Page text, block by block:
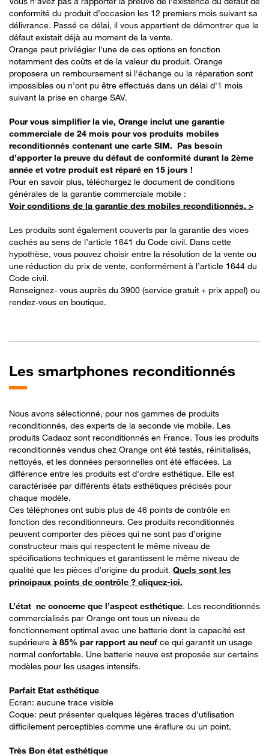
conformité du produit d’occasion les 12 premiers mois suivant sa
délivrance. Passé ce délai, il vous appartient de démontrer que le
défaut existait déjà au moment de la vente​.
Orange peut privilégier l'une de ces options en fonction
notamment des coûts et de la valeur du produit. Orange
proposera un remboursement si l'échange ou la réparation sont
impossibles ou n'ont pu être effectués dans un délai d'1 mois
suivant la prise en charge SAV.​
Pour vous simplifier la vie, Orange inclut une garantie
commerciale de 24 mois pour vos produits mobiles
reconditionnés contenant une carte SIM. Pas besoin
d’apporter la preuve du défaut de conformité​ durant la 2ème
année et votre produit est réparé en 15 jours !
Pour en savoir plus, téléchargez le document de conditions
générales de la garantie commerciale mobile : ​
Voir conditions de la garantie des mobiles reconditionnés. >
Les produits sont également couverts par la garantie des vices
cachés au sens de l’article 1641 du Code civil. Dans cette
hypothèse, vous pouvez choisir entre la résolution de la vente ou
une réduction du prix de vente, conformément à l’article 1644 du
Code civil.​
Renseignez- vous auprès du 3900 (service gratuit + prix appel) ou
rendez-vous en boutique.
Les smartphones reconditionnés
Nous avons sélectionné, pour nos gammes de produits
reconditionnés, des experts de la seconde vie mobile. Les
produits Cadaoz sont reconditionnés en France. Tous les produits
reconditionnés vendus chez Orange ont été testés, réinitialisés,
nettoyés, et les données personnelles ont été effacées. La
différence entre les produits est d'ordre esthétique. Elle est
caractérisée par différents états esthétiques précisés pour
chaque modèle.
Ces téléphones ont subis plus de 46 points de contrôle en
fonction des reconditionneurs. Ces produits reconditionnés
peuvent comporter des pièces qui ne sont pas d’origine
constructeur mais qui respectent le même niveau de
spécifications techniques et garantissent le même niveau de
qualité que les pièces d’origine du produit. Quels sont les
principaux points de contrôle ? cliquez-ici.
L’état ne concerne que l’aspect esthétique. Les reconditionnés
commercialisés par Orange ont tous un niveau de
fonctionnement optimal avec une batterie dont la capacité est
supérieure à 85% par rapport au neuf ce qui garantit un usage
normal confortable. Une batterie neuve est proposée sur certains
modèles pour les usages intensifs.
Parfait Etat esthétique
Ecran: aucune trace visible
Coque: peut présenter quelques légères traces d’utilisation
difficilement perceptibles comme une éraflure ou un point.
Très Bon état esthétique